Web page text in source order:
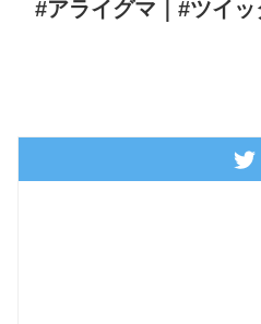
#アライグマ｜#ツイ